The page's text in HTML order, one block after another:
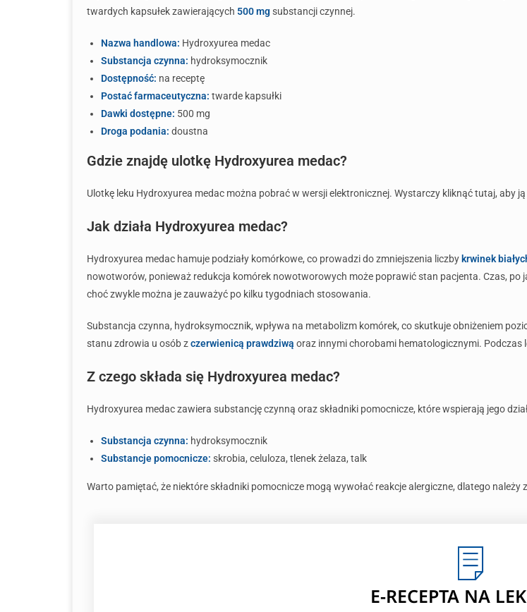
twardych kapsułek zawierających 500 mgsubstancji czynnej.
Nazwa handlowa: Hydroxyurea medac
Substancja czynna: hydroksymocznik
Dostępność: na receptę
Postać farmaceutyczna: twarde kapsułki
Dawki dostępne: 500 mg
Droga podania: doustna
Gdzie znajdę ulotkę Hydroxyurea medac?
Ulotkę leku Hydroxyurea medac można pobrać w wersji elektronicznej. Wystarczy kliknąć tutaj, aby
Jak działa Hydroxyurea medac?
Hydroxyurea medac hamuje podziały komórkowe, co prowadzi do zmniejszenia liczbykrwinek
nowotworów, ponieważ redukcja komórek nowotworowych może poprawić stan pacjenta. Czas, po
choć zwykle można je zauważyć po kilku tygodniach stosowania.
Substancja czynna, hydroksymocznik, wpływa na metabolizm komórek, co skutkuje obniżeniem
stanu zdrowia u osób zczerwienicą prawdziwą oraz innymi chorobami hematologicznymi.
Z czego składa się Hydroxyurea medac?
Hydroxyurea medac zawiera substancję czynną oraz składniki pomocnicze, które wspierają jego
Substancja czynna: hydroksymocznik
Substancje pomocnicze: skrobia, celuloza, tlenek żelaza, talk
Warto pamiętać, że niektóre składniki pomocnicze mogą wywołać reakcje alergiczne, dlatego
E-RECEPTA NA LEK